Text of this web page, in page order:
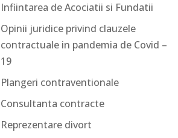
Infiintarea de Acociatii si Fundatii
Opinii juridice privind clauzele
contractuale in pandemia de Covid –
19
Plangeri contraventionale
Consultanta contracte
Reprezentare divort